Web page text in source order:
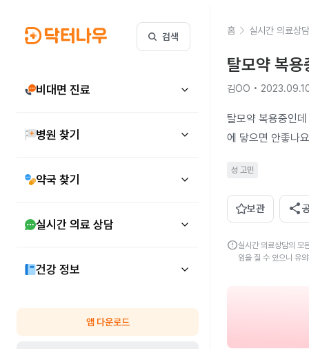
검색
비대면 진료
병원 찾기
약국 찾기
실시간 의료 상담
건강 정보
앱 다운로드
홈 실시간 의료상담
탈모약 복
김OO •
탈모약 복용중인
에 닿으면 안좋나
성 고민
보관 share
error실시간 의료상담의 모
임을 질 수 있으니 유